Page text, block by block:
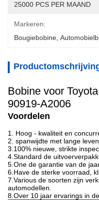
25000 PCS PER MAAND
Markeren:
Bougiebobine
Bobine voor
90919-A2006
Voordelen
1. Hoog - kwaliteit en
2. spanwijdte met lange
3.100% nieuwe, strikte
4.Standard de
5.One de garantie van de
6.Have de sterke voorraad,
7.Various de soorten zijn
automodellen.
8.Over 10 jaar ervarings in